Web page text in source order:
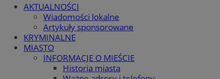
AKTUALNOŚCI
Wiadomości lokalne
Artykuły sponsorowane
KRYMINALNE
MIASTO
INFORMACJE O MIEŚCIE
Historia miasta